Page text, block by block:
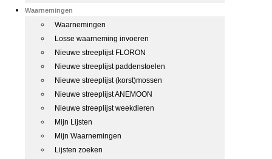
Waarnemingen
Waarnemingen
Losse waarneming invoeren
Nieuwe streeplijst FLORON
Nieuwe streeplijst paddenstoelen
Nieuwe streeplijst (korst)mossen
Nieuwe streeplijst ANEMOON
Nieuwe streeplijst weekdieren
Mijn Lijsten
Mijn Waarnemingen
Lijsten zoeken